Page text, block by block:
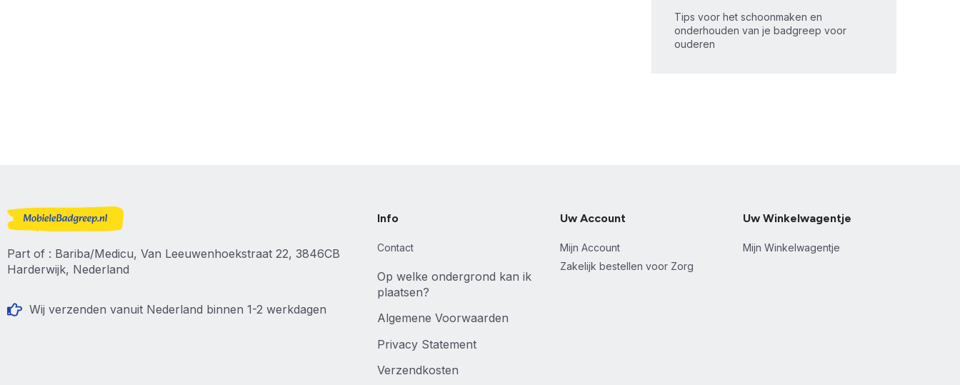
Tips voor het schoonmaken en
onderhouden van je badgreep voor
ouderen
Part of : Bariba/Medicu, Van Leeuwenhoekstraat 22, 3846CB
Harderwijk, Nederland
Wij verzenden vanuit Nederland binnen 1-2 werkdagen
Info
Contact
Op welke ondergrond kan ik
plaatsen?
Algemene Voorwaarden
Privacy Statement
Verzendkosten
Uw Account
Mijn Account
Zakelijk bestellen voor Zorg
Uw Winkelwagentje
Mijn Winkelwagentje